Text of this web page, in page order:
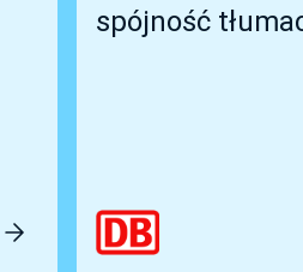
spójność